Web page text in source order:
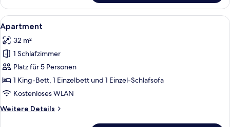
Einzelzimmer
Alle
Fotos
für
Apartment
anzeigen
Ein Schlafzimmer mit schrägem
4
Apartment
32 m²
1 Schlafzimmer
Platz für 5 Personen
1 King-Bett, 1 Einzelbett und 1 Einzel-Schlafsofa
Kostenloses WLAN
Weitere Details
Weitere